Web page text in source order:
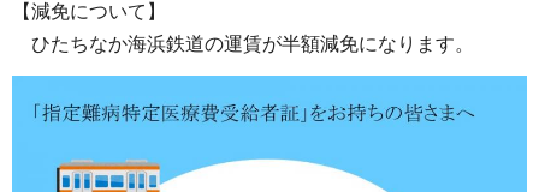
【減免について】
ひたちなか海浜鉄道の運賃が半額減免になります。